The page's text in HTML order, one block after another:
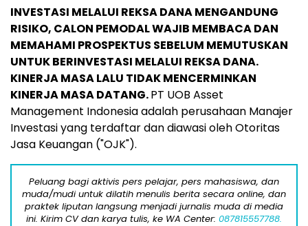
INVESTASI MELALUI REKSA DANA MENGANDUNG
RISIKO, CALON PEMODAL WAJIB MEMBACA DAN
MEMAHAMI PROSPEKTUS SEBELUM MEMUTUSKAN
UNTUK BERINVESTASI MELALUI REKSA DANA.
KINERJA MASA LALU TIDAK MENCERMINKAN
KINERJA MASA DATANG.PT UOB Asset
Management Indonesia adalah perusahaan Manajer
Investasi yang terdaftar dan diawasi oleh Otoritas
Jasa Keuangan ("OJK").
Peluang bagi aktivis pers pelajar, pers mahasiswa, dan
muda/mudi untuk dilatih menulis berita secara online, dan
praktek liputan langsung menjadi jurnalis muda di media
ini. Kirim CV dan karya tulis, ke WA Center: 087815557788.